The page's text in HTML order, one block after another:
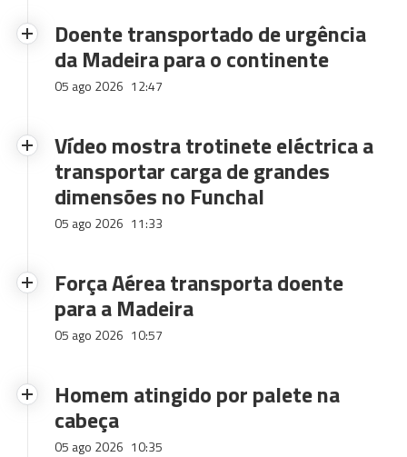
Doente transportado de urgência
da Madeira para o continente
05 ago 2026 12:47
Vídeo mostra trotinete eléctrica a
transportar carga de grandes
dimensões no Funchal
05 ago 2026 11:33
Força Aérea transporta doente
para a Madeira
05 ago 2026 10:57
Homem atingido por palete na
cabeça
05 ago 2026 10:35